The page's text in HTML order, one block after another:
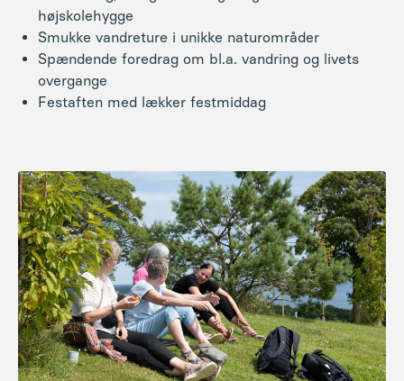
højskolehygge
Smukke vandreture i unikke naturområder
Spændende foredrag om bl.a. vandring og livets
overgange
Festaften med lækker festmiddag